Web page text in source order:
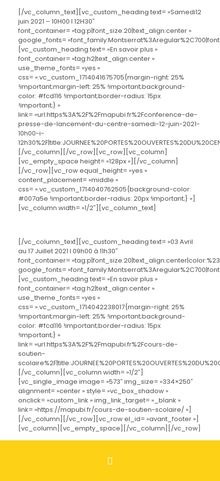
[/vc_column_text][vc_custom_heading text= »Samedi12
juin 2021 – 10H00 I 12H30″
font_container= »tag:p|font_size:20|text_align:center »
google_fonts=
[vc_custom_heading text= »En savoir plus »
font_container= »tag:h2|text_align:center »
use_theme_fonts= »yes »
css= ».vc_custom_1714041675705{margin-right: 25%
!important;margin-left: 25% !important;background-
color: #fcd116 !important;border-radius: 15px
!important;} »
link= »url:https%3A%2F%2Fmapubi.fr%2Fconference-de-
presse-de-lancement-du-centre-samedi-12-juin-2021-
10h00-i-
[/vc_column][/vc_row][vc_row][vc_column]
[vc_empty_space height= »128px »][/vc_column]
[/vc_row][vc_row equal_height= »yes »
content_placement= »middle »
css= ».vc_custom_1714040762505{background-color:
#007a5e !important;border-radius: 20px !important;} »]
[vc_column width= »1/2″][vc_column_text]
[/vc_column_text][vc_custom_heading text= »03 Avril
au 17 Juillet 2021 I 09h00 à 11h30″
font_container=
google_fonts=
[vc_custom_heading text= »En savoir plus »
font_container= »tag:h2|text_align:center »
use_theme_fonts= »yes »
css= ».vc_custom_1714042238017{margin-right: 25%
!important;margin-left: 25% !important;background-
color: #fcd116 !important;border-radius: 15px
!important;} »
link= »url:https%3A%2F%2Fmapubi.fr%2Fcours-de-
soutien-
[/vc_column][vc_column width= »1/2″]
[vc_single_image image= »573″ img_size= »334×250″
alignment= »center » style= »vc_box_shadow »
onclick= »custom_link » img_link_target= »_blank »
link= »https://mapubi.fr/cours-de-soutien-scolaire/ »]
[/vc_column][/vc_row][vc_row el_id= »avant_footer »]
[vc_column][vc_empty_space][/vc_column][/vc_row]